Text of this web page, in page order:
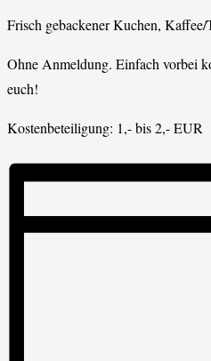
Frisch gebackener Kuchen,
Ohne Anmeldung. Einfach vorbei
euch!
Kostenbeteiligung: 1,- bis 2,- EUR